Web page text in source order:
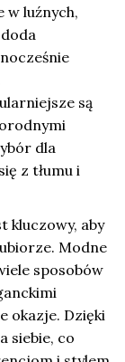
w luźnych,
są
dla
z tłumu i
kluczowy, aby
Modne
sposobów
okazje. Dzięki
siebie, co